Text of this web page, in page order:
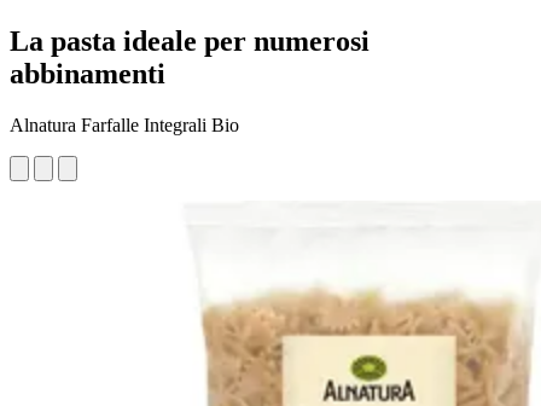
La pasta ideale per numerosi
abbinamenti
Alnatura Farfalle Integrali Bio